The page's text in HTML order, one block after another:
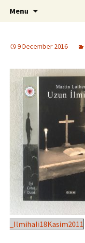
ILC
Menu
9 December 2016
_Ilmihali18Kasim2011